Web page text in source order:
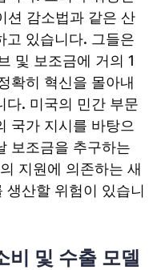
션 감소법과 같은 산
고 있습니다. 그들은
및 보조금에 거의 1
확히 혁신을 몰아내
다. 미국의 민간 부문
국가 지시를 바탕으
보조금을 추구하는
지원에 의존하는 새
생산할 위험이 있습니
비 및 수출 모델